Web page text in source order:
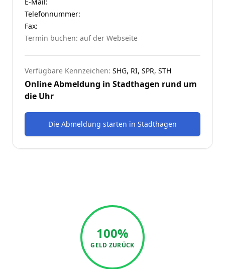
Telefonnummer:
Fax:
Termin buchen: auf der Webseite
Verfügbare Kennzeichen: SHG, RI, SPR, STH
Online Abmeldung in Stadthagen rund um
die Uhr
Die Abmeldung starten in Stadthagen
100%
GELD ZURÜCK